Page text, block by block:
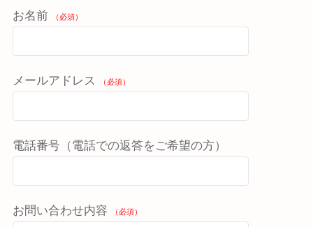
お名前 （必須）
メールアドレス （必須）
電話番号（電話での返答をご希望の方）
お問い合わせ内容 （必須）